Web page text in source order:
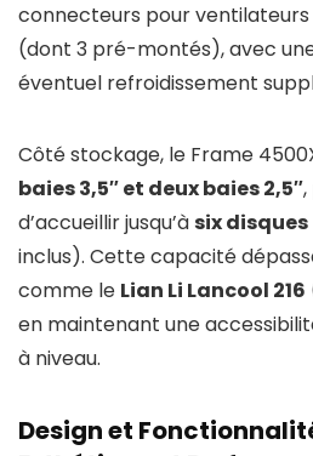
connecteurs pour
(dont 3 pré-montés), avec
éventuel refroidissement
Côté stockage, le Frame
baies 3,5″ et deux baies 2,5″
d’accueillir jusqu’àsix disques
inclus). Cette capacité
comme le Lian Li Lancool 216
en maintenant une
à niveau.
Design et